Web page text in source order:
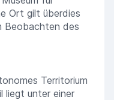
Ort gilt überdies
Beobachten des
Territorium
liegt unter einer